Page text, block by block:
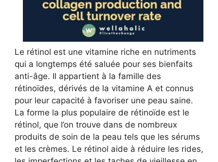
Le rétinol est une vitamine riche en nutriments
qui a longtemps été saluée pour ses bienfaits
anti-âge. Il appartient à la famille des
rétinoïdes, dérivés de la vitamine A et connus
pour leur capacité à favoriser une peau saine.
La forme la plus populaire de rétinoïde est le
rétinol, que l’on trouve dans de nombreux
produits de soin de la peau tels que les sérums
et les crèmes. Le rétinol aide à réduire les rides,